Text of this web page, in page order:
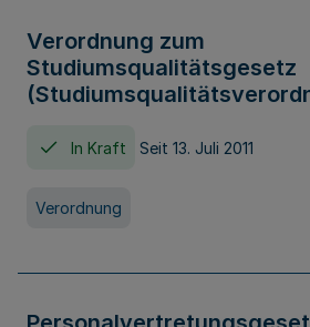
Verordnung zum
Studiumsqualitätsgesetz
In Kraft Seit 13. Juli 2011
Verordnung